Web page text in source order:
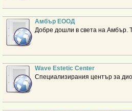
Амбър ЕООД
Добре дошли в света на Амбър.
Wave Estetic Center
Специализирания център за